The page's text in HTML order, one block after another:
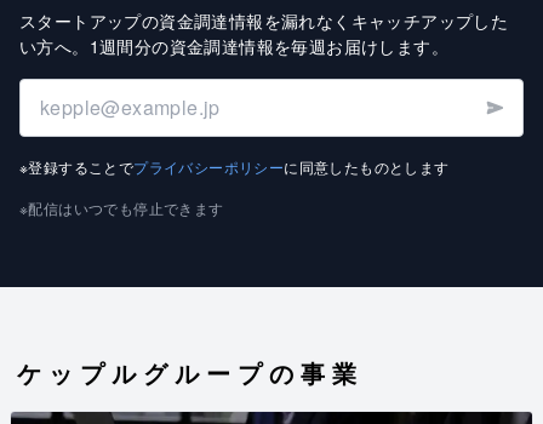
スタートアップの資金調達情報を漏れなくキャッチアップした
い方へ。 1週間分の資金調達情報を毎週お届けします。
※登録することでプライバシーポリシーに同意したものとします
※配信はいつでも停止できます
ケップルグループの事業